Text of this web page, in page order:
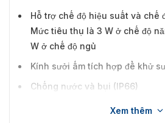
Hỗ trợ chế độ hiệu suất và chế
Mức tiêu thụ là 3 W ở chế độ
W ở chế độ ngủ
Kính sưởi ấm tích hợp để khử
Chống nước và bụi (IP66)
Bộ nhớ eMMC tích hợp lên đến
Xem thêm